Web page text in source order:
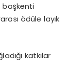
başkenti
ödüle layık
katkılar